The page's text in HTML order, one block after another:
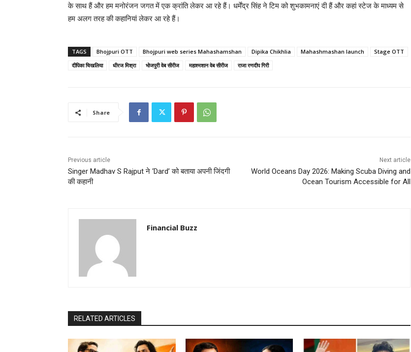
के साथ हैं और हम मनोरंजन जगत में एक क्रांति लेकर आ रहे हैं। धर्मेंद्र सिंह ने टिम को शुभकामनाएं दी हैं और कहां स्टेज के माध्यम से
हम अलग तरह की कहानियां लेकर आ रहे हैं।
TAGS Bhojpuri OTT Bhojpuri web series Mahashamshan Dipika Chikhlia Mahashmashan launch
Stage OTT
दीपिका चिखलिया
धीरज मिश्रा भोजपुरी वेब सीरीज महाश्मशान वेब सीरीज राजा रणदीप गिरी
Share
Previous article
Singer Madhav S Rajput ने ‘Dard’ को बताया अपनी जिंदगी
की कहानी
Next article
World Oceans Day 2026: Making Scuba Diving and
Ocean Tourism Accessible for All
Financial Buzz
RELATED ARTICLES